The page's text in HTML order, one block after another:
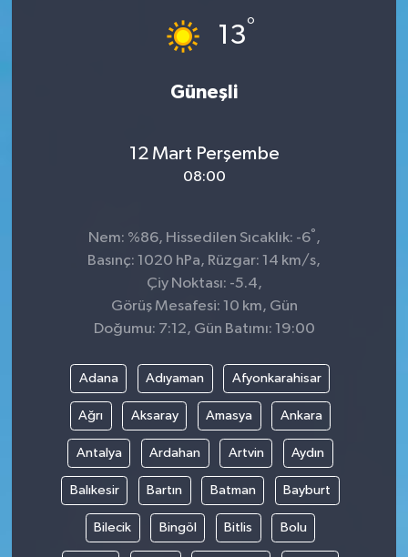
13°
Güneşli
12 Mart Perşembe
08:00
Nem: %86, Hissedilen Sıcaklık: -6°,
Basınç: 1020 hPa, Rüzgar: 14 km/s,
Çiy Noktası: -5.4,
Görüş Mesafesi: 10 km, Gün
Doğumu: 7:12, Gün Batımı: 19:00
Adana Adıyaman Afyonkarahisar
Ağrı Aksaray Amasya Ankara
Antalya Ardahan Artvin Aydın
Balıkesir Bartın Batman Bayburt
Bilecik Bingöl Bitlis Bolu